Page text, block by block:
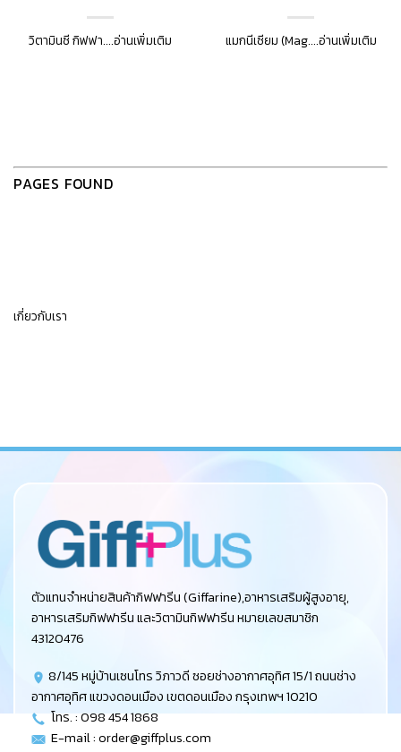
วิตามินซี กิฟฟา....อ่านเพิ่มเติม แมกนีเซียม (Mag....อ่านเพิ่มเติม
PAGES FOUND
เกี่ยวกับเรา
ตัวแทนจำหน่ายสินค้ากิฟฟารีน (Giffarine),อาหารเสริมผู้สูงอายุ,
อาหารเสริมกิฟฟารีน และวิตามินกิฟฟารีน หมายเลขสมาชิก
43120476
8/145 หมู่บ้านเซนโทร วิภาวดี ซอยช่างอากาศอุทิศ 15/1 ถนนช่าง
อากาศอุทิศ แขวงดอนเมือง เขตดอนเมือง กรุงเทพฯ 10210
โทร. : 098 454 1868
E-mail :order@giffplus.com